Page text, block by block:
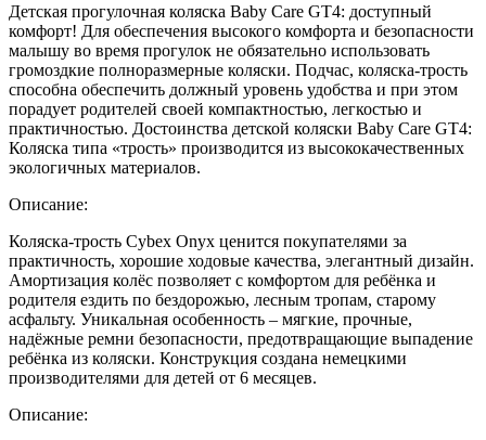
Детская прогулочная коляска Baby Care GT4: доступный
комфорт! Для обеспечения высокого комфорта и безопасности
малышу во время прогулок не обязательно использовать
громоздкие полноразмерные коляски. Подчас, коляска-трость
способна обеспечить должный уровень удобства и при этом
порадует родителей своей компактностью, легкостью и
практичностью. Достоинства детской коляски Baby Care GT4:
Коляска типа «трость» производится из высококачественных
экологичных материалов.
Описание:
Коляска-трость Cybex Onyx ценится покупателями за
практичность, хорошие ходовые качества, элегантный дизайн.
Амортизация колёс позволяет с комфортом для ребёнка и
родителя ездить по бездорожью, лесным тропам, старому
асфальту. Уникальная особенность – мягкие, прочные,
надёжные ремни безопасности, предотвращающие выпадение
ребёнка из коляски. Конструкция создана немецкими
производителями для детей от 6 месяцев.
Описание: